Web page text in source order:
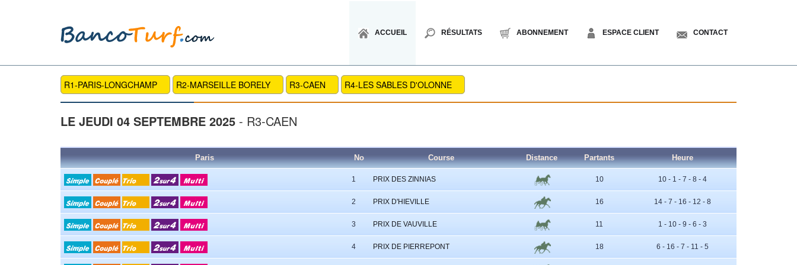
ACCUEIL RÉSULTATS ABONNEMENT ESPACE CLIENT CONTACT
R1-PARIS-LONGCHAMP R2-MARSEILLE BORELY R3-CAEN R4-LES SABLES D'OLONNE
LE JEUDI 04 SEPTEMBRE 2025 - R3-CAEN
Paris No Course Distance Partants Heure
1 PRIX DES ZINNIAS 10 10 - 1 - 7 - 8 - 4
2 PRIX D'HIEVILLE 16 14 - 7 - 16 - 12 - 8
3 PRIX DE VAUVILLE 11 1 - 10 - 9 - 6 - 3
4 PRIX DE PIERREPONT 18 6 - 16 - 7 - 11 - 5